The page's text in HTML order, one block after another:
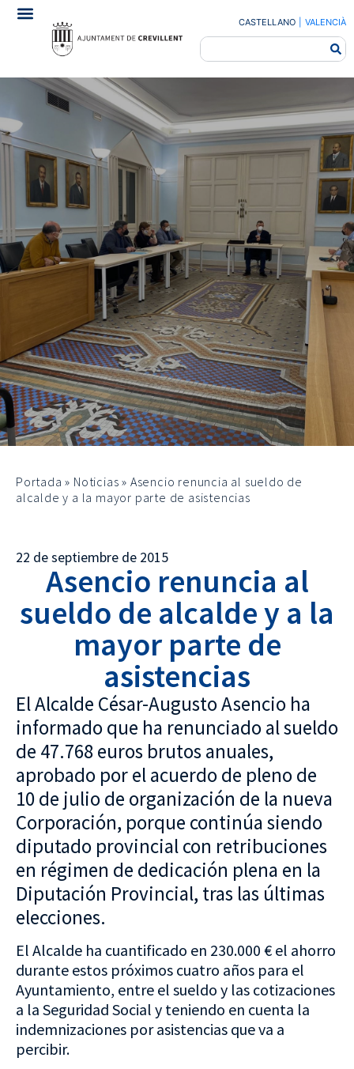
CASTELLANO VALENCIÀ
Portada » Noticias » Asencio renuncia al sueldo de
alcalde y a la mayor parte de asistencias
22 de septiembre de 2015
Asencio renuncia al
sueldo de alcalde y a la
mayor parte de
asistencias
El Alcalde César-Augusto Asencio ha
informado que ha renunciado al sueldo
de 47.768 euros brutos anuales,
aprobado por el acuerdo de pleno de
10 de julio de organización de la nueva
Corporación, porque continúa siendo
diputado provincial con retribuciones
en régimen de dedicación plena en la
Diputación Provincial, tras las últimas
elecciones.
El Alcalde ha cuantificado en 230.000 € el ahorro
durante estos próximos cuatro años para el
Ayuntamiento, entre el sueldo y las cotizaciones
a la Seguridad Social y teniendo en cuenta la
indemnizaciones por asistencias que va a
percibir.